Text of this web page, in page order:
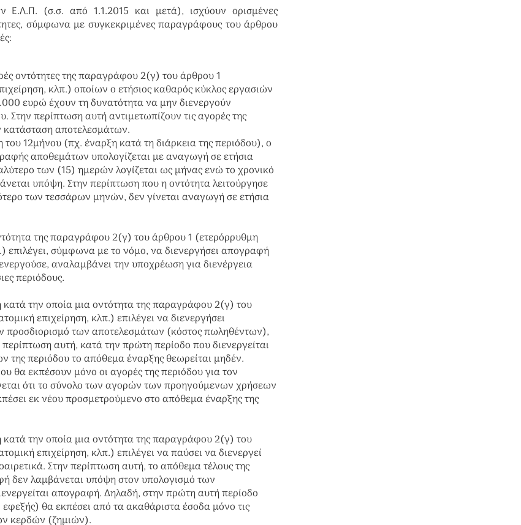
(σ.σ. από 1.1.2015 και μετά), ισχύουν ορισμένες
σύμφωνα με συγκεκριμένες παραγράφους του άρθρου
:
οντότητες της παραγράφου 2(γ) του άρθρου 1
κλπ.) οποίων ο ετήσιος καθαρός κύκλος εργασιών
ευρώ έχουν τη δυνατότητα να μην διενεργούν
περίπτωση αυτή αντιμετωπίζουν τις αγορές της
αποτελεσμάτων.
12μήνου (πχ. έναρξη κατά τη διάρκεια της περιόδου), ο
αποθεμάτων υπολογίζεται με αναγωγή σε ετήσια
των (15) ημερών λογίζεται ως μήνας ενώ το χρονικό
υπόψη. Στην περίπτωση που η οντότητα λειτούργησε
των τεσσάρων μηνών, δεν γίνεται αναγωγή σε ετήσια
της παραγράφου 2(γ) του άρθρου 1 (ετερόρρυθμη
επιλέγει, σύμφωνα με το νόμο, να διενεργήσει απογραφή
αναλαμβάνει την υποχρέωση για διενέργεια
περιόδους.
την οποία μια οντότητα της παραγράφου 2(γ) του
επιχείρηση, κλπ.) επιλέγει να διενεργήσει
προσδιορισμό των αποτελεσμάτων (κόστος πωληθέντων),
αυτή, κατά την πρώτη περίοδο που διενεργείται
περιόδου το απόθεμα έναρξης θεωρείται μηδέν.
θα εκπέσουν μόνο οι αγορές της περιόδου για τον
ότι το σύνολο των αγορών των προηγούμενων χρήσεων
εκ νέου προσμετρούμενο στο απόθεμα έναρξης της
την οποία μια οντότητα της παραγράφου 2(γ) του
επιχείρηση, κλπ.) επιλέγει να παύσει να διενεργεί
Στην περίπτωση αυτή, το απόθεμα τέλους της
δεν λαμβάνεται υπόψη στον υπολογισμό των
απογραφή. Δηλαδή, στην πρώτη αυτή περίοδο
θα εκπέσει από τα ακαθάριστα έσοδα μόνο τις
κερδών (ζημιών).